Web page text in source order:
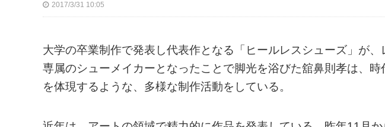
2017/3/31 10:05
大学の卒業制作で発表し代表作となる「ヒールレスシューズ」が、
専属のシューメイカーとなったことで脚光を浴びた舘鼻則孝は、
を体現するような、多様な制作活動をしている。